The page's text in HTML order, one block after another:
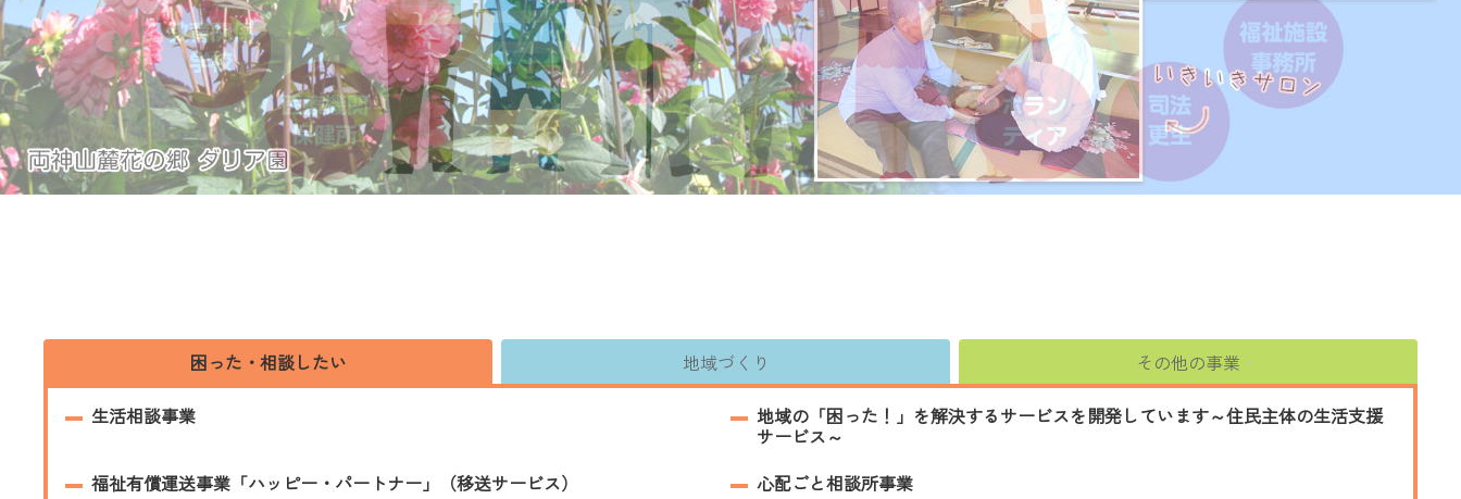
困った・相談したい 地域づくり その他の事業
生活相談事業 地域の「困った！」を解決するサービスを開発しています～住民主体の生活支援
サービス～
福祉有償運送事業「ハッピー・パートナー」（移送サービス）
心配ごと相談所事業